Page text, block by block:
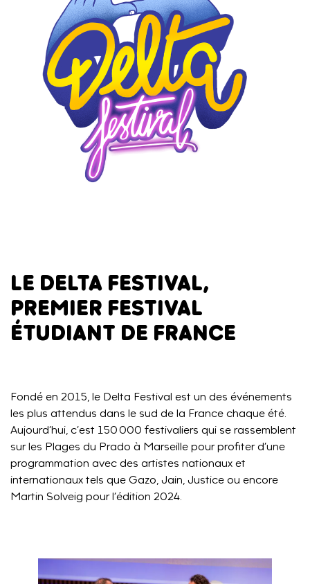
LE DELTA FESTIVAL,
PREMIER FESTIVAL
ÉTUDIANT DE FRANCE
Fondé en 2015, le Delta Festival est un des événements
les plus attendus dans le sud de la France chaque été.
Aujourd’hui, c’est 150 000 festivaliers qui se rassemblent
sur les Plages du Prado à Marseille pour profiter d’une
programmation avec des artistes nationaux et
internationaux tels que Gazo, Jain, Justice ou encore
Martin Solveig pour l’édition 2024.